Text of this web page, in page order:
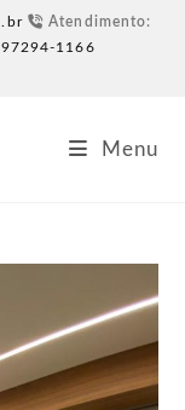
Atendimento:
1166
Menu